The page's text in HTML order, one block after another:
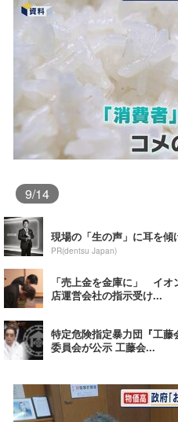
9/14
現場の「生の声」に耳を傾
PR(dentsu Japan)
「売上金を金庫に」 イ
店運営会社の指示受け...
特定危険指定暴力団『工
委員会が公示 工藤会...